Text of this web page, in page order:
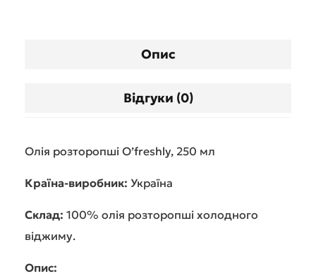
Опис
Відгуки (0)
Олія розторопші O’freshly, 250 мл
Країна-виробник: Україна
Склад: 100% олія розторопші холодного
віджиму.
Опис: